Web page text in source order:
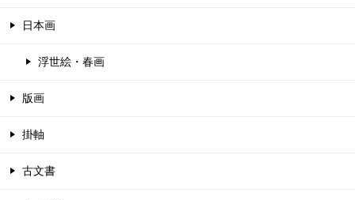
日本画
浮世絵・春画
版画
掛軸
古文書